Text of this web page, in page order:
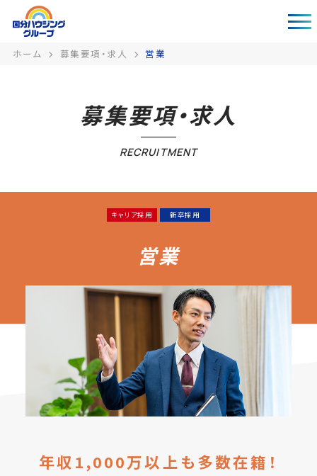
ホーム 募集要項・求人 営業
募集要項・求人
RECRUITMENT
キャリア採用 新卒採用
営業
年収1,000万以上も多数在籍！